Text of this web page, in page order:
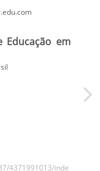
Educação em
4371991013/inde